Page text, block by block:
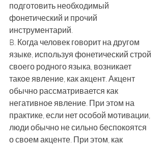
подготовить необходимый
фонетический и прочий
инструментарий.
B. Когда человек говорит на другом
языке, используя фонетический строй
своего родного языка, возникает
такое явление, как акцент. Акцент
обычно рассматривается как
негативное явление. При этом на
практике, если нет особой мотивации,
люди обычно не сильно беспокоятся
о своем акценте. При этом, как